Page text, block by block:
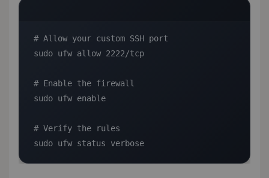
# Allow your custom SSH port
sudo ufw allow 2222/tcp
# Enable the firewall
sudo ufw enable
# Verify the rules
sudo ufw status verbose